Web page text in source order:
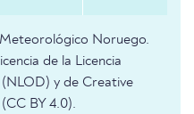
Noruego.
de la Licencia
y de Creative
BY 4.0).